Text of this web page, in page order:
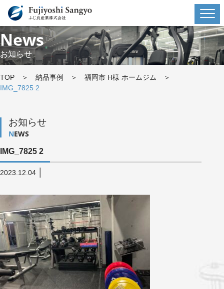
News
お知らせ
TOP ＞ 納品事例 ＞ 福岡市 H様 ホームジム
＞
IMG_7825 2
お知らせ
NEWS
IMG_7825 2
2023.12.04